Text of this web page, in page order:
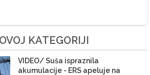
KATEGORIJI
VIDEO/ Suša ispraznila
akumulacije - ERS apeluje na